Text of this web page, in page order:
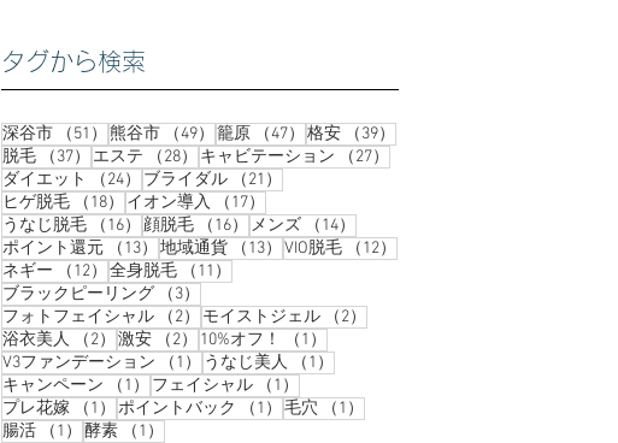
タグから検索
深谷市 （51） 51件の記事
熊谷市 （49） 49件の記事
籠原 （47） 47件の記事
格安 （39）
脱毛
（37） 37件の記事
エステ （28） 28件の記事
キャビテーション （27）
ダイエット
（24） 24件の記事
ブライダル （21）
ヒゲ脱毛
（18） 18件の記事
イオン導入 （17）
うなじ脱毛
（16） 16件の記事
顔脱毛 （16） 16件の記事
メンズ （14）
ポイント還元
（13） 13件の記事
地域通貨 （13） 13件の記事
VIO脱毛 （12）
ネギー
（12） 12件の記事
全身脱毛 （11）
ブラックピーリング
（3）
フォトフェイシャル
（2） 2件の記事
モイストジェル （2）
浴衣美人
（2） 2件の記事
激安 （2） 2件の記事
10%オフ！ （1）
V3ファンデーション
（1） 1件の記事
うなじ美人 （1）
キャンペーン
（1） 1件の記事
フェイシャル （1）
プレ花嫁
（1） 1件の記事
ポイントバック （1） 1件の記事
毛穴 （1）
腸活
（1） 1件の記事
酵素 （1）